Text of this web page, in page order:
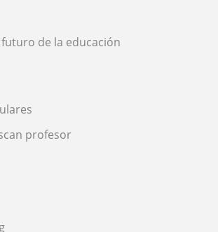
de la educación
profesor